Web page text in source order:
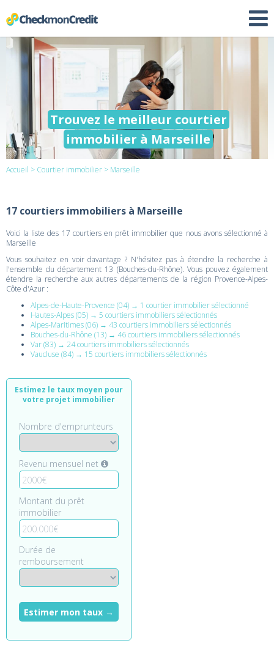
Trouvez le meilleur courtier
immobilier à Marseille
Accueil > Courtier immobilier > Marseille
17 courtiers immobiliers à Marseille
Voici la liste des 17 courtiers en prêt immobilier que nous avons sélectionné à
Marseille
Vous souhaitez en voir davantage ? N'hésitez pas à étendre la recherche à
l'ensemble du département 13 (Bouches-du-Rhône). Vous pouvez également
étendre la recherche aux autres départements de la région Provence-Alpes-
Côte d'Azur :
Alpes-de-Haute-Provence (04) → 1 courtier immobilier sélectionné
Hautes-Alpes (05) → 5 courtiers immobiliers sélectionnés
Alpes-Maritimes (06) → 43 courtiers immobiliers sélectionnés
Bouches-du-Rhône (13) → 46 courtiers immobiliers sélectionnés
Var (83) → 24 courtiers immobiliers sélectionnés
Vaucluse (84) → 15 courtiers immobiliers sélectionnés
Estimez le taux moyen pour
votre projet immobilier
Nombre d'emprunteurs
Revenu mensuel net
Montant du prêt
immobilier
Durée de
remboursement
Estimer mon taux →